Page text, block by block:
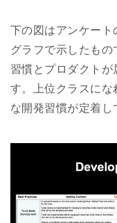
下の図はアンケート
グラフで示したも
習慣とプロダクトが
す。上位クラスにな
な開発習慣が定着し